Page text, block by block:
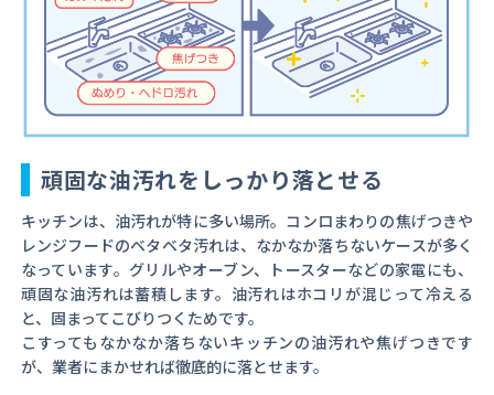
頑固な油汚れをしっかり落とせる
キッチンは、油汚れが特に多い場所。コンロまわりの焦げつきや
レンジフードのベタベタ汚れは、なかなか落ちないケースが多く
なっています。グリルやオーブン、トースターなどの家電にも、
頑固な油汚れは蓄積します。油汚れはホコリが混じって冷える
と、固まってこびりつくためです。
こすってもなかなか落ちないキッチンの油汚れや焦げつきです
が、業者にまかせれば徹底的に落とせます。